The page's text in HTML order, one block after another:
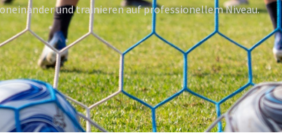
und trainieren auf professionellem Niveau.